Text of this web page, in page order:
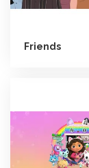
Friends